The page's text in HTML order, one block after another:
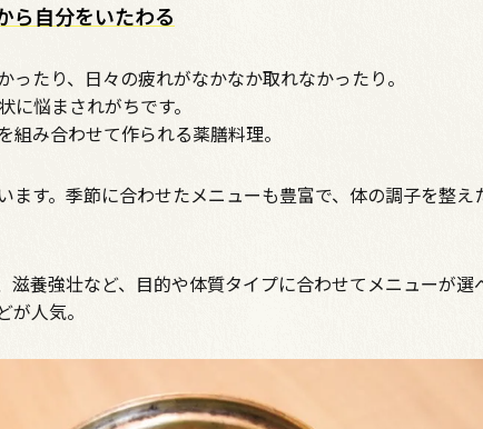
ら自分をいたわる
たり、日々の疲れがなかなか取れなかったり。
悩まされがちです。
み合わせて作られる薬膳料理。
ます。季節に合わせたメニューも豊富で、体の調子を整え
滋養強壮など、目的や体質タイプに合わせてメニューが選
人気。